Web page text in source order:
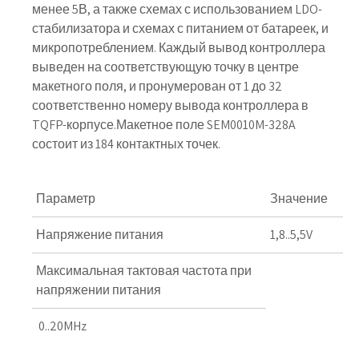
менее 5В, а также схемах с использованием LDO-
стабилизатора и схемах с питанием от батареек, и
микропотреблением. Каждый вывод контроллера
выведен на соответствующую точку в центре
макетного поля, и пронумерован от 1 до 32
соответственно номеру вывода контроллера в
TQFP-корпусе.Макетное поле SEM0010M-328A
состоит из 184 контактных точек.
Параметр Значение
Напряжение питания 1,8..5,5V
Максимальная тактовая частота при
напряжении питания
0..20MHz